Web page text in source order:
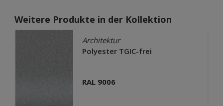
Weitere Produkte in der Kollektion
Architektur
Polyester TGIC-frei
RAL 9006